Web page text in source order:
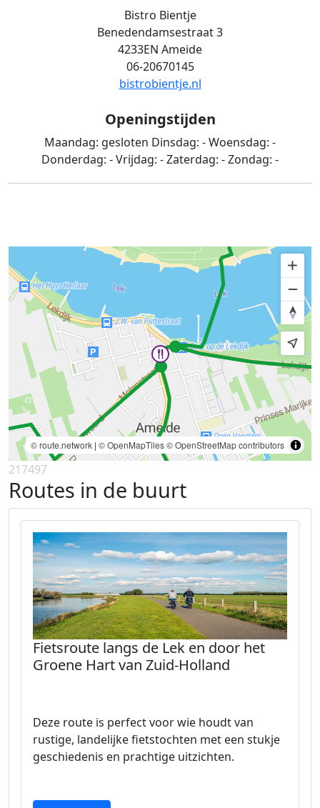
Bistro Bientje
Benedendamsestraat 3
4233EN Ameide
06-20670145
bistrobientje.nl
Openingstijden
Maandag: gesloten Dinsdag: -Woensdag: -
Donderdag: -Vrijdag: -Zaterdag: -Zondag: -
© route.network | © OpenMapTiles© OpenStreetMap contributors
217497
Routes in de buurt
Fietsroute langs de Lek en door het
Groene Hart van Zuid-Holland
Deze route is perfect voor wie houdt van
rustige, landelijke fietstochten met een stukje
geschiedenis en prachtige uitzichten.